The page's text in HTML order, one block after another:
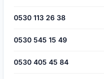
0530 113 26 38
0530 545 15 49
0530 405 45 84